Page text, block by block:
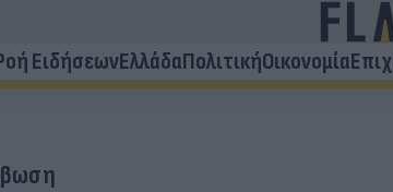
ΕιδήσεωνΕλλάδαΠολιτικήΟικονομία